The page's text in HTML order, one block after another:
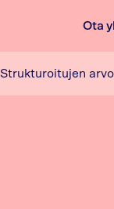
Ota
Strukturoitujen